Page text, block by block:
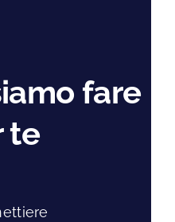
fare
te